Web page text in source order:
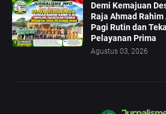
Demi Kemajuan
Raja Ahmad Rahim
Pagi Rutin dan
Pelayanan Prima
Agustus 03, 2026